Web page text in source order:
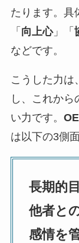
たります。具
「 向上心」「
などです。
こうした力は
し、これか
い力です。
は以下の3側
長期的
他者と
感情を